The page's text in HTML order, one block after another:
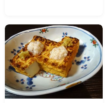
ホタテ貝柱・コーン
リスマス・雛祭り・子